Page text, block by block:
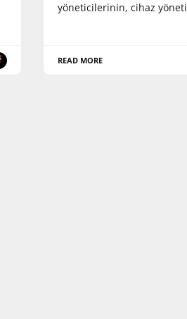
yöneticilerinin, cihaz
READ MORE